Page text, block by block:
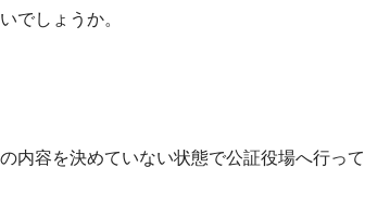
でしょうか。
内容を決めていない状態で公証役場へ行って